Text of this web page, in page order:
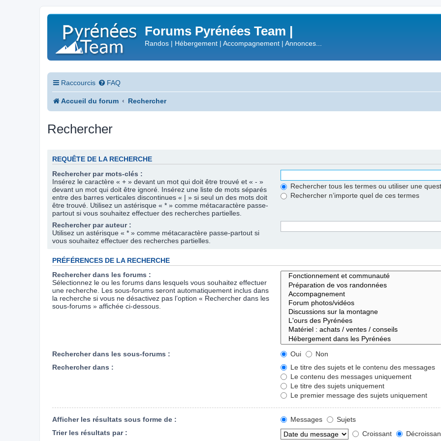
Forums Pyrénées Team |
Randos | Hébergement | Accompagnement | Annonces...
Raccourcis FAQ
Accueil du forum Rechercher
Rechercher
REQUÊTE DE LA RECHERCHE
Rechercher par mots-clés :
Insérez le caractère « + » devant un mot qui doit être trouvé et « - »
devant un mot qui doit être ignoré. Insérez une liste de mots séparés
entre des barres verticales discontinues « | » si seul un des mots doit
être trouvé. Utilisez un astérisque « * » comme métacaractère passe-
partout si vous souhaitez effectuer des recherches partielles.
Rechercher tous les termes ou utiliser une
Rechercher n’importe quel de ces termes
Rechercher par auteur :
Utilisez un astérisque « * » comme métacaractère passe-partout si
vous souhaitez effectuer des recherches partielles.
PRÉFÉRENCES DE LA RECHERCHE
Rechercher dans les forums :
Sélectionnez le ou les forums dans lesquels vous souhaitez effectuer
une recherche. Les sous-forums seront automatiquement inclus dans
la recherche si vous ne désactivez pas l’option « Rechercher dans les
sous-forums » affichée ci-dessous.
Rechercher dans les sous-forums : Oui
Non
Rechercher dans :
Le titre des sujets et le contenu des messages
Le contenu des messages uniquement
Le titre des sujets uniquement
Le premier message des sujets uniquement
Afficher les résultats sous forme de : Messages
Sujets
Trier les résultats par :
Croissant